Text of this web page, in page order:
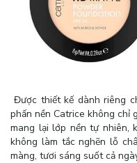
Được thiết kế dành riêng
phấn nền Catrice không chỉ
mang lại lớp nền tự nhiên,
không làm tắc nghẽn lỗ
màng, tươi sáng suốt cả